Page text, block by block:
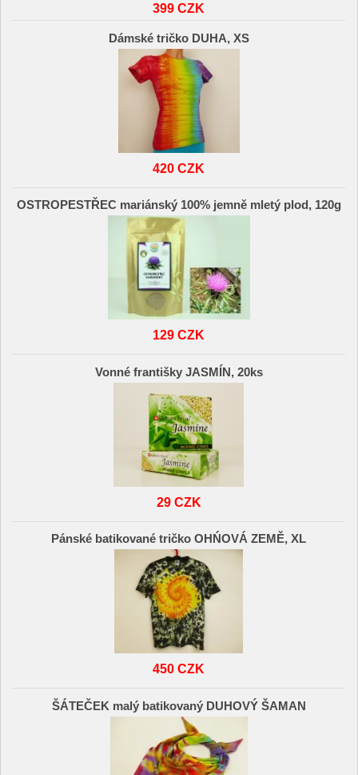
399 CZK
Dámské tričko DUHA, XS
420 CZK
OSTROPESTŘEC mariánský 100% jemně mletý plod, 120g
129 CZK
Vonné františky JASMÍN, 20ks
29 CZK
Pánské batikované tričko OHŃOVÁ ZEMĚ, XL
450 CZK
ŠÁTEČEK malý batikovaný DUHOVÝ ŠAMAN